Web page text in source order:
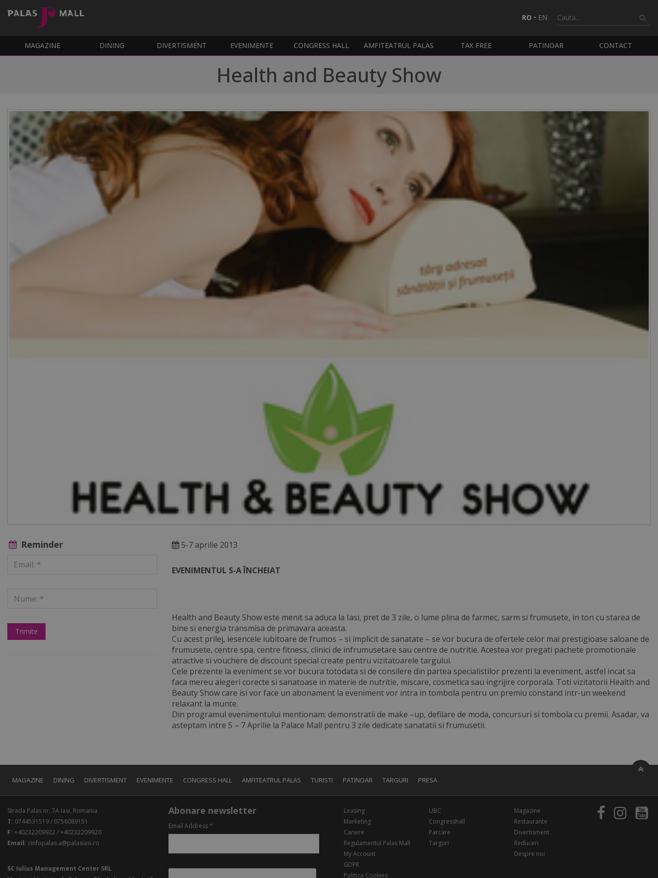
RO • EN
MAGAZINE DINING DIVERTISMENT EVENIMENTE CONGRESS HALL AMFITEATRUL PALAS TAX FREE PATINOAR CONTACT
Health and Beauty Show
5-7 aprilie 2013
EVENIMENTUL S-A ÎNCHEIAT
Health and Beauty Show este menit sa aduca la Iasi, pret de 3 zile, o lume plina de farmec, sarm si frumusete, in ton cu starea de
bine si energia transmisa de primavara aceasta.
Cu acest prilej, iesencele iubitoare de frumos – si implicit de sanatate – se vor bucura de ofertele celor mai prestigioase saloane de
frumusete, centre spa, centre fitness, clinici de infrumusetare sau centre de nutritie. Acestea vor pregati pachete promotionale
atractive si vouchere de discount special create pentru vizitatoarele targului.
Cele prezente la eveniment se vor bucura totodata si de consilere din partea specialistilor prezenti la eveniment, astfel incat sa
faca mereu alegeri corecte si sanatoase in materie de nutritie, miscare, cosmetica sau ingrijire corporala. Toti vizitatorii Health and
Beauty Show care isi vor face un abonament la eveniment vor intra in tombola pentru un premiu constand intr-un weekend
relaxant la munte.
Din programul evenimentului mentionam: demonstratii de make –up, defilare de moda, concursuri si tombola cu premii. Asadar, va
asteptam intre 5 – 7 Aprilie la Palace Mall pentru 3 zile dedicate sanatatii si frumusetii.
Reminder
MAGAZINE DINING DIVERTISMENT EVENIMENTE CONGRESS HALL AMFITEATRUL PALAS TURISTI PATINOAR TARGURI PRESA
Strada Palas nr. 7A Iasi, Romania
T: 0744531519 / 0756089151
F: +40232209922 / +40232209920
Email: cinfopalas.a@palasiasi.ro
SC Iulius Management Center SRL
Abonare newsletter
Email Address*
Leasing
Marketing
Cariere
Regulamentul Palas Mall
My Account
GDPR
Politica Cookies
UBC
Congresshall
Parcare
Targuri
Magazine
Restaurante
Divertisment
Reduceri
Despre noi